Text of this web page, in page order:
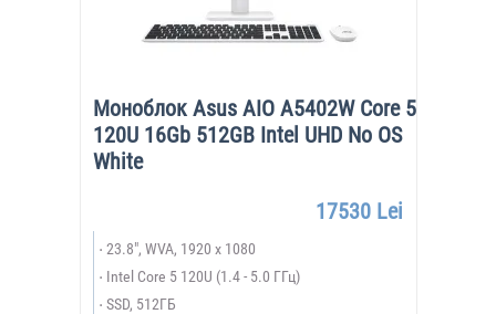
Моноблок Asus AIO A5402W Core 5
120U 16Gb 512GB Intel UHD No OS
White
17530 Lei
23.8", WVA, 1920 x 1080
Intel Core 5 120U (1.4 - 5.0 ГГц)
SSD, 512ГБ